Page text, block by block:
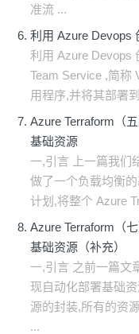
准流 ...
利用 Azure Devops
利用 Azure Devops
Team Service ,简称
用程序,并将其部署
Azure Terraform（
基础资源
一,引言 上一篇我们
做了一个负载均衡
计划,将整个 Azure
Azure Terraform（
基础资源（补充）
一,引言 之前一篇文
现自动化部署基础
源的封装,所有的资
...